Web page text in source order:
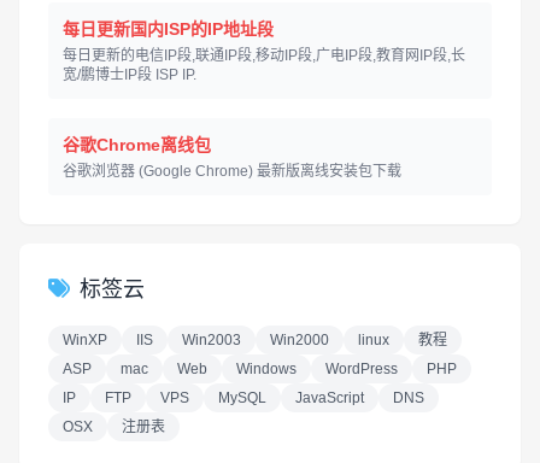
每日更新国内ISP的IP地址段
每日更新的电信IP段,联通IP段,移动IP段,广电IP段,教育网IP段,长
宽/鹏博士IP段 ISP IP.
谷歌Chrome离线包
谷歌浏览器 (Google Chrome) 最新版离线安装包下载
标签云
WinXP IIS Win2003 Win2000 linux
教程
ASP
mac Web Windows WordPress
PHP
IP
FTP VPS MySQL JavaScript
DNS
OSX
注册表